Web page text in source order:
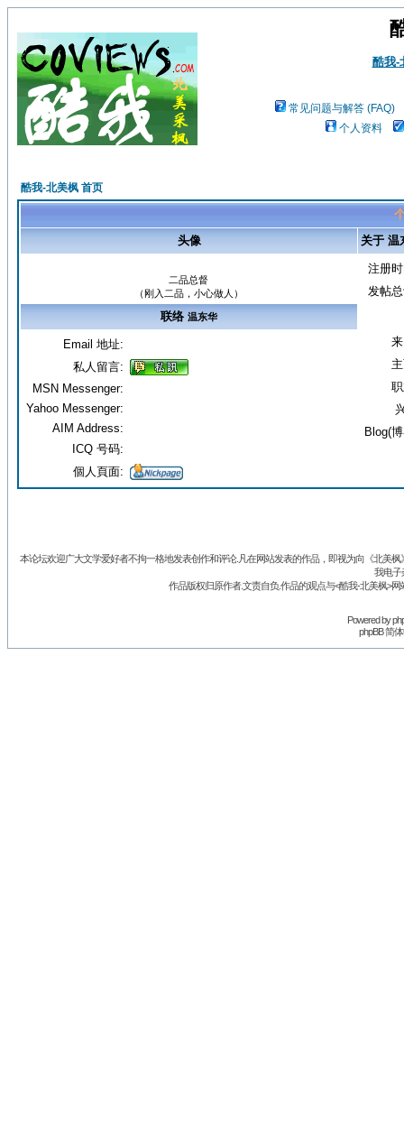
酷我-
常见问题与解答 (FAQ)
个人资料
酷我-北美枫 首页
头像
关于 温
二品总督
（刚入二品，小心做人）
注册
发帖
Blog(
联络 温东华
Email 地址:
私人留言:
MSN Messenger:
Yahoo Messenger:
AIM Address:
ICQ 号码:
個人頁面:
本论坛欢迎广大文学爱好者不拘一格地发表创作和评论.凡在网站发表的作品，即视为向《北美
我电子
作品版权归原作者.文责自负.作品的观点与<酷我-北美枫>
Powered by
phpBB 简